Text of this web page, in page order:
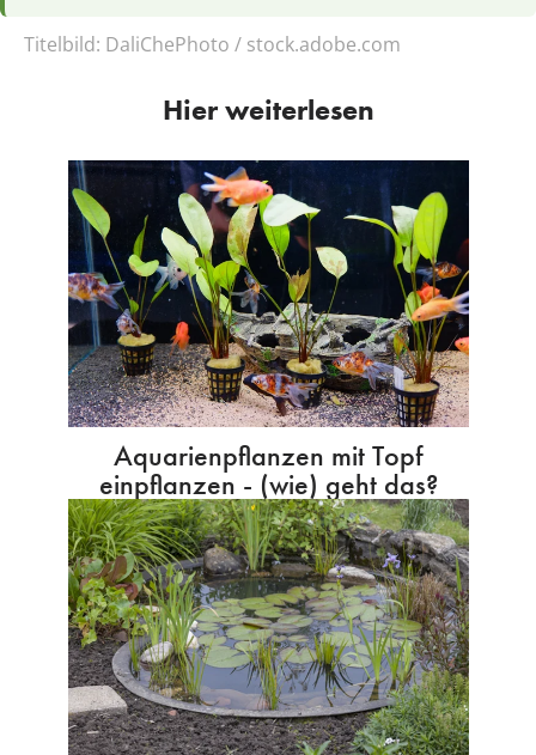
Titelbild: DaliChePhoto / stock.adobe.com
Hier weiterlesen
Aquarienpflanzen mit Topf
einpflanzen - (wie) geht das?